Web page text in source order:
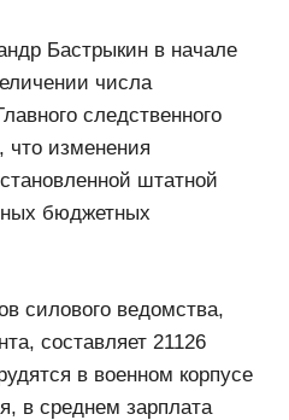
Бастрыкин в начале
числа
следственного
что изменения
штатной
бюджетных
силового ведомства,
составляет 21126
в военном корпусе
в среднем зарплата